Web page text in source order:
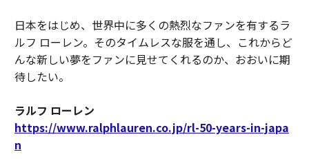
日本をはじめ、世界中に多くの熱烈なファンを有するラ
ルフ ローレン。そのタイムレスな服を通し、これからど
んな新しい夢をファンに見せてくれるのか、おおいに期
待したい。
ラルフ ローレン
https://www.ralphlauren.co.jp/rl-50-years-in-japa
n